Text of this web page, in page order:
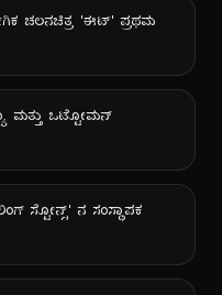
ಚಲನಚಿತ್ರ 'ಈಟ್' ಪ್ರಥಮ
ಮತ್ತು ಒಟ್ಟೋಮನ್
ಸ್ಟೋನ್ಸ್' ನ ಸಂಸ್ಥಾಪಕ